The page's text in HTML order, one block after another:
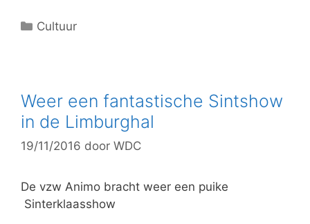
C
g
o
r
i
ë
n
Cultuur
Weer een fantastische Sintshow
in de Limburghal
19/11/2016 door WDC
De vzw Animo bracht weer een puike
Sinterklaasshow